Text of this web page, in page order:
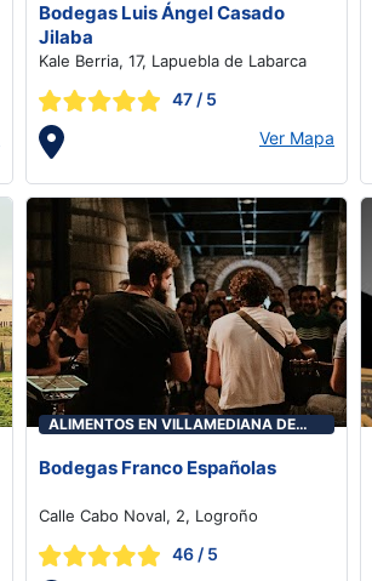
Bodegas Luis Ángel Casado
Jilaba
Kale Berria, 17, Lapuebla de Labarca
47 / 5
Ver Mapa
ALIMENTOS EN VILLAMEDIANA DE
Bodegas Franco Españolas
Calle Cabo Noval, 2, Logroño
46 / 5